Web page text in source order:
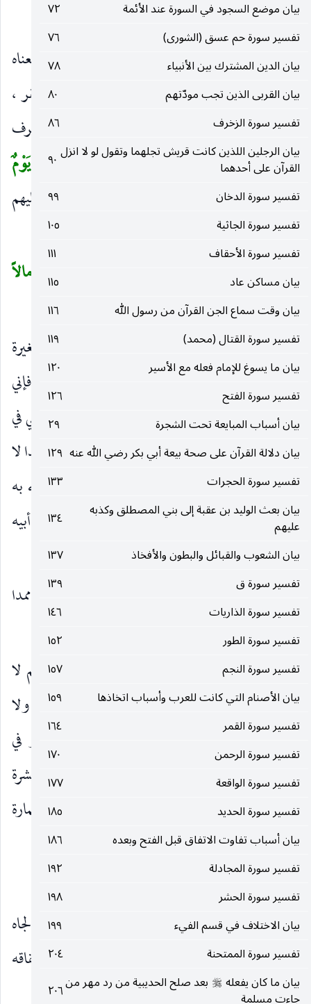
بيان موضع السجود في السورة عند الأئمة
٧٢
تفسير سورة حم عسق (الشورى)
٧٦
بيان الدين المشترك بين الأنبياء
٧٨
بيان القربى الذين تجب مودّتهم
٨٠
تفسير سورة الزخرف
٨٦
بيان الرجلين اللذين كانت قريش تجلهما وتقول لو لا انزل
القرآن على أحدهما
٩٠
تفسير سورة الدخان
٩٩
تفسير سورة الجاثية
١٠٥
تفسير سورة الأحقاف
١١١
بيان مساكن عاد
١١٥
بيان وقت سماع الجن القرآن من رسول الله
١١٦
تفسير سورة القتال (محمد)
١١٩
بيان ما يسوغ للإمام فعله مع الأسير
١٢٠
تفسير سورة الفتح
١٢٦
بيان أسباب المبايعة تحت الشجرة
٢٩
بيان دلالة القرآن على صحة بيعة أبي بكر رضي الله عنه ١٢٩
تفسير سورة الحجرات
١٣٣
بيان بعث الوليد بن عقبة إلى بني المصطلق وكذبه
عليهم
١٣٤
بيان الشعوب والقبائل والبطون والأفخاذ
١٣٧
تفسير سورة ق
١٣٩
تفسير سورة الذاريات
١٤٦
تفسير سورة الطور
١٥٢
تفسير سورة النجم
١٥٧
بيان الأصنام التي كانت للعرب وأسباب اتخاذها
١٥٩
تفسير سورة القمر
١٦٤
تفسير سورة الرحمن
١٧٠
تفسير سورة الواقعة
١٧٧
تفسير سورة الحديد
١٨٥
بيان أسباب تفاوت الاتفاق قبل الفتح وبعده
١٨٦
تفسير سورة المجادلة
١٩٢
تفسير سورة الحشر
١٩٨
بيان الاختلاف في قسم الفيء
١٩٩
تفسير سورة الممتحنة
٢٠٤
بيان ما كان يفعله صلى‌الله‌عليه‌وسلم بعد صلح الحديبية من رد مهر من
جاءت مسلمة
٢٠٦
ظرف لما دل عليه قوله :
(فَذلِكَ يَوْمَئِذٍ يَوْمٌ عَسِيرٌ عَلَى الْكافِرِينَ
لأن معناه
عسر الأمر على الكافرين ، وذلك إشارة إلى وقت النقر ،
وهو مبتدأ خبره(
بدل أو ظرف
لخبره إذ التقدير : فذلك الوقت وقت وقوع
(يَوْمٌ
عَسِيرٌ)
.
(غَيْرُ يَسِيرٍ
تأكيد بمنع أن يكون عسيرا عليهم
من وجه دون وجه ويشعر بيسره على المؤمنين.
ذَرْنِي وَمَنْ خَلَقْتُ وَحِيداً
وَجَعَلْتُ لَهُ مالاً
مَمْدُوداً(١٢) وَبَنِينَ شُهُوداً)(١٣)
(ذَرْنِي وَمَنْ خَلَقْتُ وَحِيداً
نزلت في الوليد بن المغيرة
، و وَحِيداً)
حال من الياء أي ذرني وحدي معه فإني
أكفيكه ، أو من التاء أي ومن خلقته وحدي لم يشركني في
خلقه أحد ، أو من العائد المحذوف أي من خلقته فريدا لا
مال له ولا ولد ، أو ذم فإنه كان ملقبا به فسماه الله به
تهكما ، أو إرادة أنه وحيد ولكن في الشرارة أو عن أبيه
فإنه كان زنيما.
(وَجَعَلْتُ لَهُ مالاً مَمْدُوداً
مبسوطا كثيرا أو ممدا
بالنماء ، وكان له الزرع والضرع والتجارة.
(وَبَنِينَ شُهُوداً
حضورا معه بمكة يتمتع بلقائهم لا
يحتاجون إلى سفر لطلب المعاش استغناء بنعمته ، ولا
يحتاج إلى أن يرسلهم في مصالحه لكثرة خدمه ، أو في
المحافل والأندية لوجاهتهم واعتبارهم. قيل كان له عشرة
بنين أو أكثر كلهم رجال ، فأسلم منهم ثلاثة خالد وعمارة
وهشام.
وَمَهَّدْتُ لَهُ تَمْهِيداً (١٥)
(وَمَهَّدْتُ لَهُ تَمْهِيداً)
وبسطت له الرياسة والجاه
العريض حتى لقب ريحانة قريش والوحيد أي باستحقاقه
الرياسة والتقدم.